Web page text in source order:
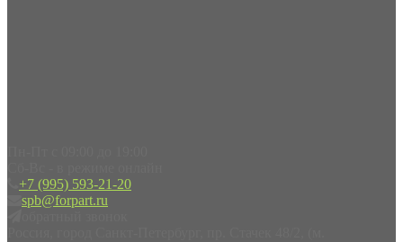
+7 (995) 593-21-20
spb@forpart.ru